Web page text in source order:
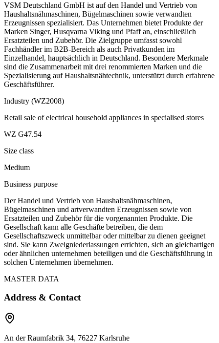
VSM Deutschland GmbH ist auf den Handel und Vertrieb von
Haushaltsnähmaschinen, Bügelmaschinen sowie verwandten
Erzeugnissen spezialisiert. Das Unternehmen bietet Produkte der
Marken Singer, Husqvarna Viking und Pfaff an, einschließlich
Ersatzteilen und Zubehör. Die Zielgruppe umfasst sowohl
Fachhändler im B2B-Bereich als auch Privatkunden im
Einzelhandel, hauptsächlich in Deutschland. Besondere Merkmale
sind die Zusammenarbeit mit drei renommierten Marken und die
Spezialisierung auf Haushaltsnähtechnik, unterstützt durch erfahrene
Geschäftsführer.
Industry (WZ2008)
Retail sale of electrical household appliances in specialised stores
WZ G47.54
Size class
Medium
Business purpose
Der Handel und Vertrieb von Haushaltsnähmaschinen,
Bügelmaschinen und artverwandten Erzeugnissen sowie von
Ersatzteilen und Zubehör für die vorgenannten Produkte. Die
Gesellschaft kann alle Geschäfte betreiben, die dem
Gesellschaftszweck unmittelbar oder mittelbar zu dienen geeignet
sind. Sie kann Zweigniederlassungen errichten, sich an gleichartigen
oder ähnlichen unternehmen beteiligen und die Geschäftsführung in
solchen Unternehmen übernehmen.
MASTER DATA
Address & Contact
An der Raumfabrik 34, 76227 Karlsruhe